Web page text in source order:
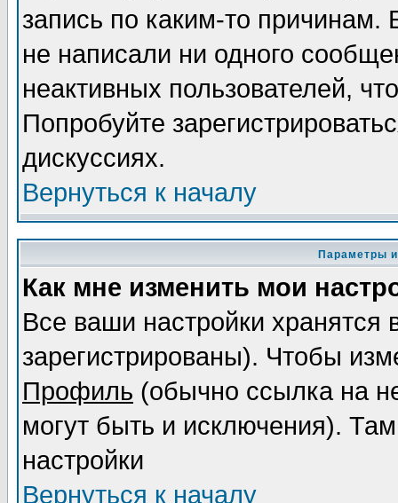
запись по каким-то
не написали ни одного
неактивных пользователей,
Попробуйте
дискуссиях.
Вернуться к началу
Параметры
Как мне изменить мои
Все ваши настройки
зарегистрированы). Чтобы
Профиль (обычно ссылка на
могут быть и исключения).
настройки
Вернуться к началу